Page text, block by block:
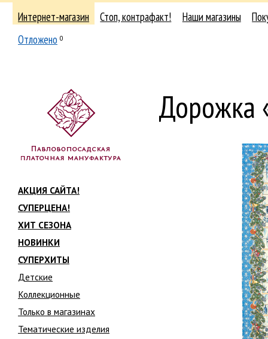
Интернет-магазин Стоп, контрафакт! Наши магазины
Отложено 0
АКЦИЯ САЙТА!
СУПЕРЦЕНА!
ХИТ СЕЗОНА
НОВИНКИ
СУПЕРХИТЫ
Детские
Коллекционные
Только в магазинах
Тематические изделия
Дорожка